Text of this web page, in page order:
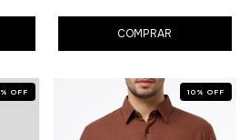
COMPRAR
% OFF 10 % OFF